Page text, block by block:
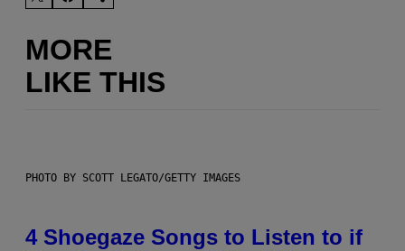
MORE
LIKE THIS
PHOTO BY SCOTT LEGATO/GETTY IMAGES
4 Shoegaze Songs to Listen to if